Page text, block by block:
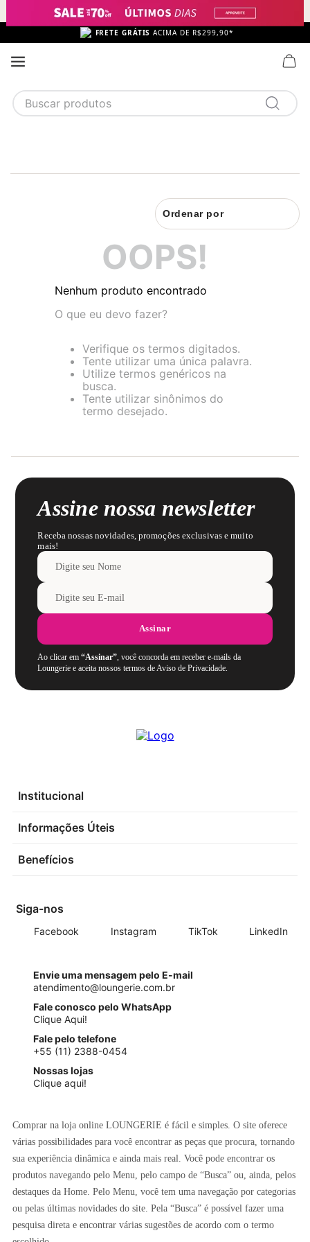
FRETE GRÁTIS ACIMA DE R$299,90*
Buscar produtos
2
sutiã
pijama
renda
sutiã renda
Ordenar por
OOPS!
Nenhum produto encontrado
O que eu devo fazer?
Verifique os termos digitados.
Tente utilizar uma única palavra.
Utilize termos genéricos na
busca.
Tente utilizar sinônimos do
termo desejado.
Assine nossa newsletter
Receba nossas novidades, promoções exclusivas e muito
mais!
Assinar
Ao clicar em“Assinar”, você concorda em receber e-mails da
Loungerie e aceita nossos termos de Aviso de Privacidade.
Institucional
Informações Úteis
Benefícios
Siga-nos
Facebook Instagram TikTok LinkedIn
Envie uma mensagem pelo E-mail
atendimento@loungerie.com.br
Fale conosco pelo WhatsApp
Clique Aqui!
Fale pelo telefone
+55 (11) 2388-0454
Nossas lojas
Clique aqui!
Comprar na loja online LOUNGERIE é fácil e simples. O site oferece
várias possibilidades para você encontrar as peças que procura, tornando
sua experiência dinâmica e ainda mais real. Você pode encontrar os
produtos navegando pelo Menu, pelo campo de “Busca” ou, ainda, pelos
destaques da Home. Pelo Menu, você tem uma navegação por categorias
ou pelas últimas novidades do site. Pela “Busca” é possível fazer uma
pesquisa direta e encontrar várias sugestões de acordo com o termo